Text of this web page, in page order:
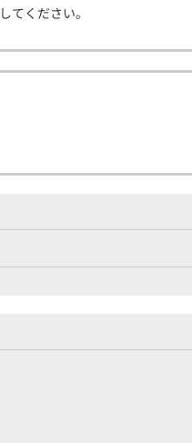
てください。